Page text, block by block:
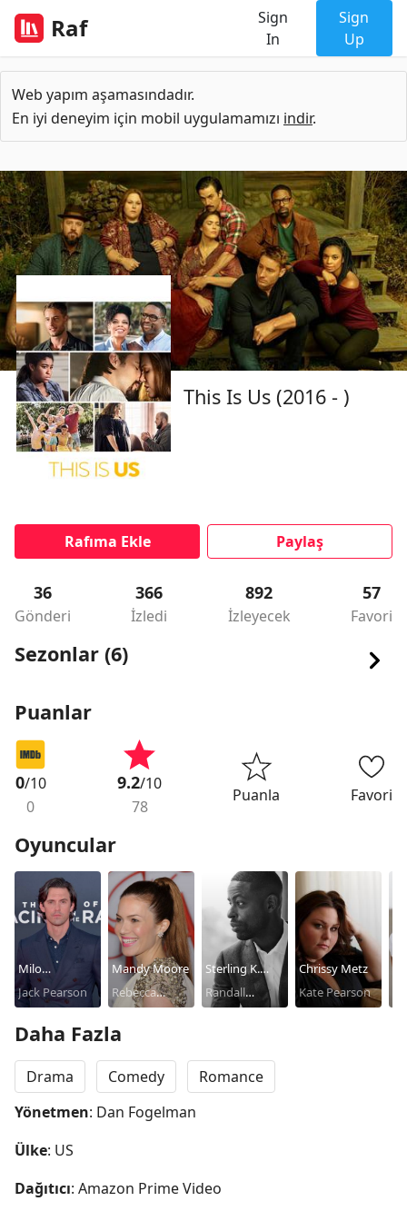
Raf
Sign
In
Sign
Up
Web yapım aşamasındadır.
En iyi deneyim için mobil uygulamamızı indir.
This Is Us (2016 - )
Rafıma Ekle Paylaş
36
Gönderi
366
İzledi
892
İzleyecek
57
Favori
Sezonlar (6)
Puanlar
0/10
0
9.2/10
78
Puanla Favori
Oyuncular
Milo
Ventimiglia
Jack Pearson
Mandy Moore
Rebecca
Sterling K.
Brown
Randall
Chrissy Metz
Kate Pearson
Daha Fazla
Drama Comedy
Romance
Yönetmen: Dan Fogelman
Ülke: US
Dağıtıcı: Amazon Prime Video